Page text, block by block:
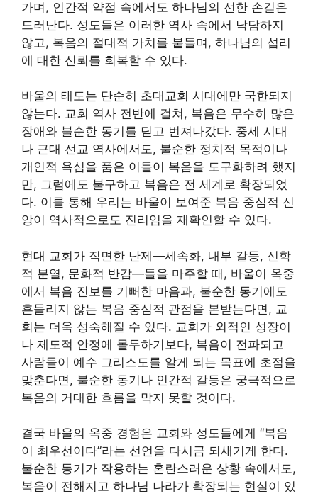
가며, 인간적 약점 속에서도 하나님의 선한 손길은
드러난다. 성도들은 이러한 역사 속에서 낙담하지
않고, 복음의 절대적 가치를 붙들며, 하나님의 섭리
에 대한 신뢰를 회복할 수 있다.
바울의 태도는 단순히 초대교회 시대에만 국한되지
않는다. 교회 역사 전반에 걸쳐, 복음은 무수히 많은
장애와 불순한 동기를 딛고 번져나갔다. 중세 시대
나 근대 선교 역사에서도, 불순한 정치적 목적이나
개인적 욕심을 품은 이들이 복음을 도구화하려 했지
만, 그럼에도 불구하고 복음은 전 세계로 확장되었
다. 이를 통해 우리는 바울이 보여준 복음 중심적 신
앙이 역사적으로도 진리임을 재확인할 수 있다.
현대 교회가 직면한 난제—세속화, 내부 갈등, 신학
적 분열, 문화적 반감—들을 마주할 때, 바울이 옥중
에서 복음 진보를 기뻐한 마음과, 불순한 동기에도
흔들리지 않는 복음 중심적 관점을 본받는다면, 교
회는 더욱 성숙해질 수 있다. 교회가 외적인 성장이
나 제도적 안정에 몰두하기보다, 복음이 전파되고
사람들이 예수 그리스도를 알게 되는 목표에 초점을
맞춘다면, 불순한 동기나 인간적 갈등은 궁극적으로
복음의 거대한 흐름을 막지 못할 것이다.
결국 바울의 옥중 경험은 교회와 성도들에게 “복음
이 최우선이다”라는 선언을 다시금 되새기게 한다.
불순한 동기가 작용하는 혼란스러운 상황 속에서도,
복음이 전해지고 하나님 나라가 확장되는 현실이 있